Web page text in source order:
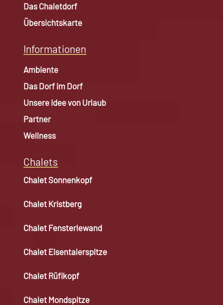
Das Chaletdorf
Übersichtskarte
Informationen
Ambiente
Das Dorf im Dorf
Unsere Idee von Urlaub
Partner
Wellness
Chalets
Chalet Sonnenkopf
Chalet Kristberg
Chalet Fensterlewand
Chalet Eisentalerspitze
Chalet Rüfikopf
Chalet Mondspitze